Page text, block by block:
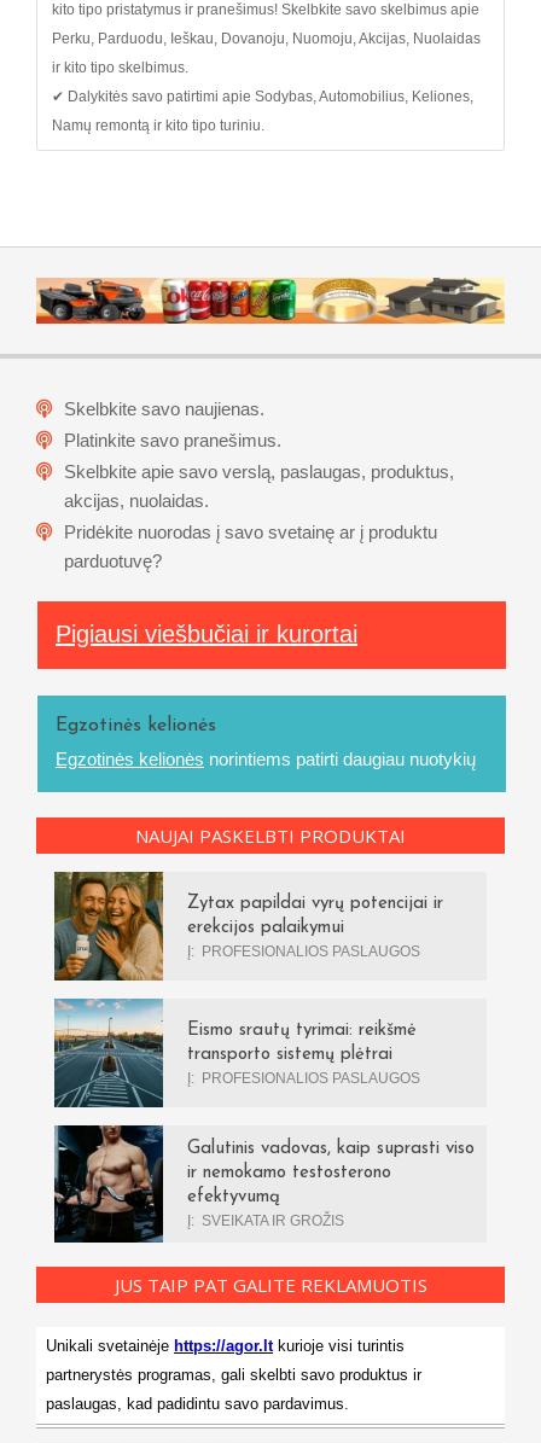
kito tipo pristatymus ir pranešimus! Skelbkite savo skelbimus apie
Perku, Parduodu, Ieškau, Dovanoju, Nuomoju, Akcijas, Nuolaidas
ir kito tipo skelbimus.
✔ Dalykitės savo patirtimi apie Sodybas, Automobilius, Keliones,
Namų remontą ir kito tipo turiniu.
Skelbkite savo naujienas.
Platinkite savo pranešimus.
Skelbkite apie savo verslą, paslaugas, produktus,
akcijas, nuolaidas.
Pridėkite nuorodas į savo svetainę ar į produktu
parduotuvę?
Pigiausi viešbučiai ir kurortai
Egzotinės kelionės
Egzotinės kelionės norintiems patirti daugiau nuotykių
NAUJAI PASKELBTI PRODUKTAI
Zytax papildai vyrų potencijai ir
erekcijos palaikymui
Į: PROFESIONALIOS PASLAUGOS
Eismo srautų tyrimai: reikšmė
transporto sistemų plėtrai
Į: PROFESIONALIOS PASLAUGOS
Galutinis vadovas, kaip suprasti viso
ir nemokamo testosterono
efektyvumą
Į: SVEIKATA IR GROŽIS
JUS TAIP PAT GALITE REKLAMUOTIS
Unikali svetainėje https://agor.ltkurioje visi turintis
partnerystės programas, gali skelbti savo produktus ir
paslaugas, kad padidintu savo pardavimus.